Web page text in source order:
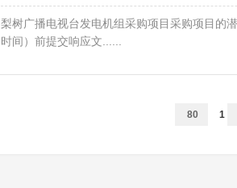
我单位......
梨树广播电视台发电机组采购项目采购项目的
时间）前提交响应文......
80 1